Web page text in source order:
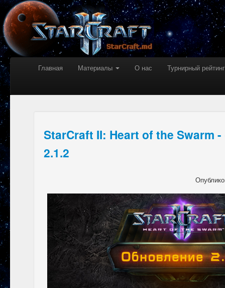
Главная Материалы О нас Турнирный рейтинг
StarCraft II: Heart of the Swarm
2.1.2